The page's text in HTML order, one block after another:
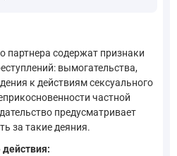
партнера содержат признаки
вымогательства,
к действиям сексуального
частной
предусматривает
за такие деяния.